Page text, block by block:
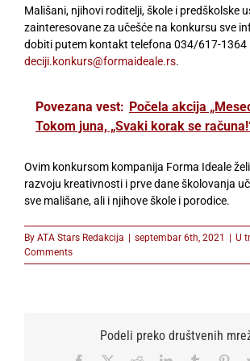
Mališani, njihovi roditelji, škole i predškolske
zainteresovane za učešće na konkursu sve
dobiti putem kontakt telefona 034/617-1364
deciji.konkurs@formaideale.rs.
Povezana vest: Počela akcija
Tokom juna, „Svaki korak se
Ovim konkursom kompanija Forma Ideale
razvoju kreativnosti i prve dane školovanja
sve mališane, ali i njihove škole i porodice.
By ATA Stars Redakcija septembar 6th, 2021 U
Comments
Podeli preko društvenih